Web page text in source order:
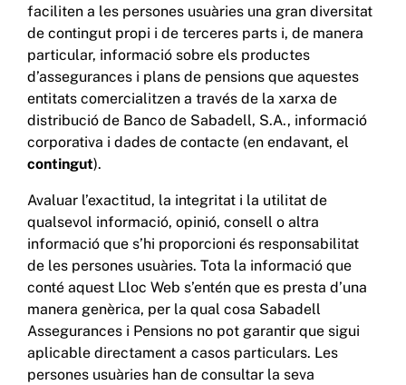
faciliten a les persones usuàries una gran diversitat
de contingut propi i de terceres parts i, de manera
particular, informació sobre els productes
d’assegurances i plans de pensions que aquestes
entitats comercialitzen a través de la xarxa de
distribució de Banco de Sabadell, S.A., informació
corporativa i dades de contacte (en endavant, el
contingut).
Avaluar l’exactitud, la integritat i la utilitat de
qualsevol informació, opinió, consell o altra
informació que s’hi proporcioni és responsabilitat
de les persones usuàries. Tota la informació que
conté aquest Lloc Web s’entén que es presta d’una
manera genèrica, per la qual cosa Sabadell
Assegurances i Pensions no pot garantir que sigui
aplicable directament a casos particulars. Les
persones usuàries han de consultar la seva